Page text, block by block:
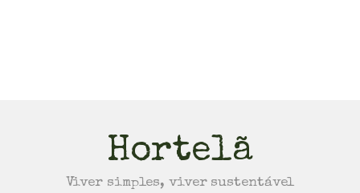
Hortelã
Viver simples, viver sustentável